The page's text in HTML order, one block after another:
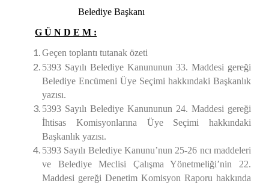
Belediye Başkanı
G Ü N D E M :
Geçen toplantı tutanak özeti
5393 Sayılı Belediye Kanununun 33. Maddesi gereği
Belediye Encümeni Üye Seçimi hakkındaki Başkanlık
yazısı.
5393 Sayılı Belediye Kanununun 24. Maddesi gereği
İhtisas Komisyonlarına Üye Seçimi hakkındaki
Başkanlık yazısı.
5393 Sayılı Belediye Kanunu’nun 25-26 ncı maddeleri
ve Belediye Meclisi Çalışma Yönetmeliği’nin 22.
Maddesi gereği Denetim Komisyon Raporu hakkında